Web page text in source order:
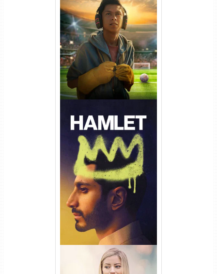
Um Goleiro Muito Improvável
Torrent (2026) WEB-DL 1080p
Dual Áudio
Hamlet Torrent (2026) WEB-
DL 1080p Dual Áudio